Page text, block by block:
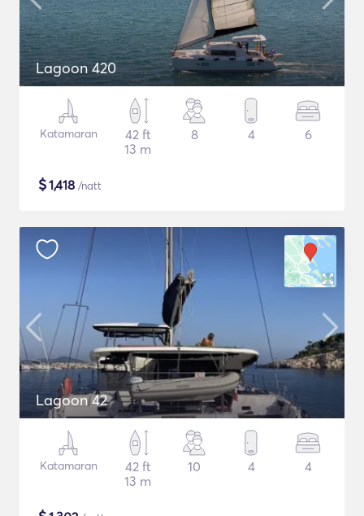
Lagoon 420
Katamaran
42 ft
13 m
8 4 6
$1,418 /natt
Lagoon 42
Katamaran
42 ft
13 m
10 4 4